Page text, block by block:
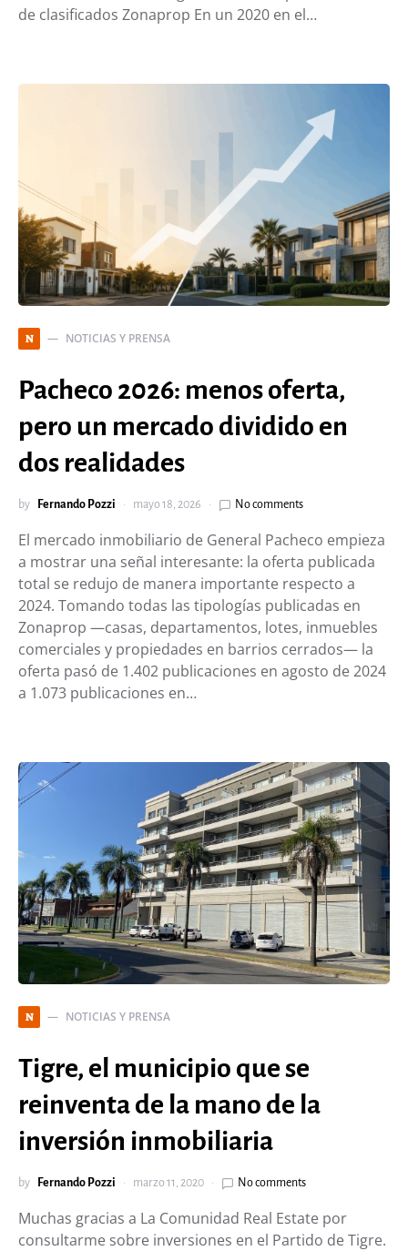
de clasificados Zonaprop En un 2020 en el…
N NOTICIAS Y PRENSA
Pacheco 2026: menos oferta,
pero un mercado dividido en
dos realidades
by Fernando Pozzi mayo 18, 2026 No comments
El mercado inmobiliario de General Pacheco empieza
a mostrar una señal interesante: la oferta publicada
total se redujo de manera importante respecto a
2024. Tomando todas las tipologías publicadas en
Zonaprop —casas, departamentos, lotes, inmuebles
comerciales y propiedades en barrios cerrados— la
oferta pasó de 1.402 publicaciones en agosto de 2024
a 1.073 publicaciones en…
N NOTICIAS Y PRENSA
Tigre, el municipio que se
reinventa de la mano de la
inversión inmobiliaria
by Fernando Pozzi marzo 11, 2020 No comments
Muchas gracias a La Comunidad Real Estate por
consultarme sobre inversiones en el Partido de Tigre.